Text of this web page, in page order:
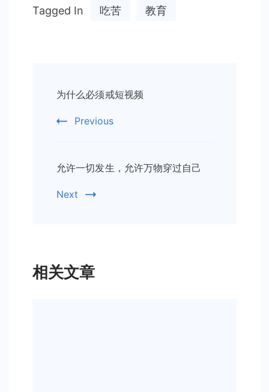
Tagged In 吃苦 教育
Navigation
为什么必须戒短视频
Previous
允许一切发生，允许万物穿过自己
Next
相关文章